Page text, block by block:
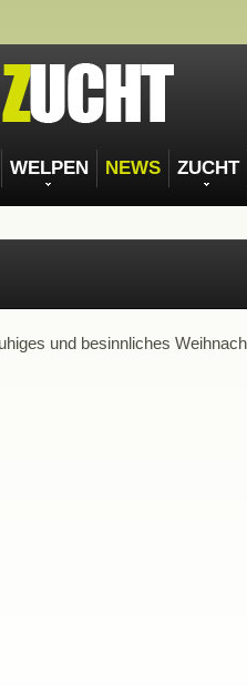
WELPEN NEWS ZUCHT
und besinnliches